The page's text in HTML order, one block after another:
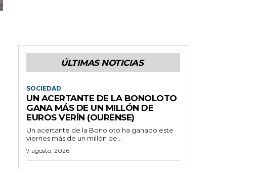
ÚLTIMAS NOTICIAS
SOCIEDAD
UN ACERTANTE DE LA BONOLOTO
GANA MÁS DE UN MILLÓN DE
EUROS VERÍN (OURENSE)
Un acertante de la Bonoloto ha ganado este
viernes más de un millón de...
7 agosto, 2026